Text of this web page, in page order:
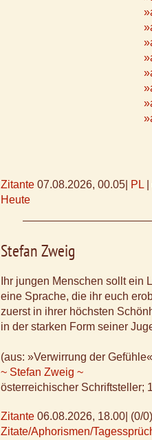
Zitante 07.08.2026, 00.05 PL
Heute
Stefan Zweig
Ihr jungen Menschen sollt ein
eine Sprache, die ihr euch
zuerst in ihrer höchsten
in der starken Form seiner
(aus: »Verwirrung der
~ Stefan Zweig ~
österreichischer Schriftsteller;
Zitante 06.08.2026, 18.00 (0/0)
Zitate/Aphorismen/